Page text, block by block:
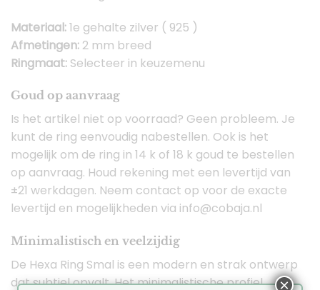
Materiaal:1e gehalte zilver ( 925 )
Afmetingen: 2 mm breed
Ringmaat: Selecteer in keuzemenu
Goud op aanvraag
Is het artikel niet op voorraad? Geen probleem. Je
kunt de ring eenvoudig nabestellen. Ook is het
mogelijk om de ring in 14 k of 18 k goud te bestellen
op aanvraag. Houd rekening met een levertijd van
±21 werkdagen. Neem contact op voor de exacte
levertijd en mogelijkheden via info@cobaja.nl
Minimalistisch en veelzijdig
De Hexa Ring Smal is een modern en strak ontwerp
dat subtiel opvalt. Het minimalistische profiel
×